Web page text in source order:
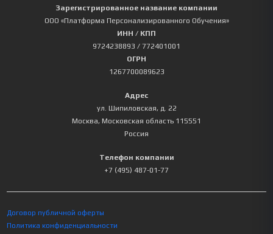
Зарегистрированное название компании
ООО «Платформа Персонализированного Обучения»
ИНН / КПП
9724238893 / 772401001
ОГРН
1267700089623
Адрес
ул. Шипиловская, д. 22
Москва, Московская область 115551
Россия
Телефон компании
+7 (495) 487-01-77
Договор публичной оферты
Политика конфиденциальности